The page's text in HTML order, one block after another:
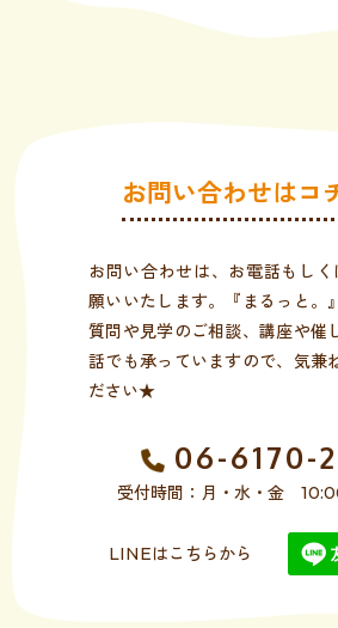
お問い合わせはコ
お問い合わせは、お電話もし
願いいたします。『まるっと。
質問や見学のご相談、講座や催
話でも承っていますので、気兼
ださい★
06-6170-
受付時間：月・水・金
LINEはこちらから